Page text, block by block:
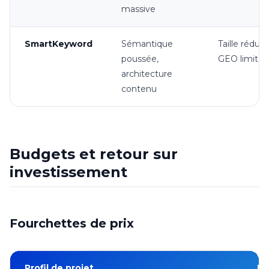
massive
SmartKeyword
Sémantique
poussée,
architecture
contenu
Taille
GEO limité
Budgets et retour sur
investissement
Fourchettes de prix